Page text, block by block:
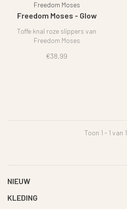
Freedom Moses
Freedom Moses - Glow
Toffe knal roze slippers van
Freedom Moses
€38,99
Toon 1 - 1 van 1
NIEUW
KLEDING